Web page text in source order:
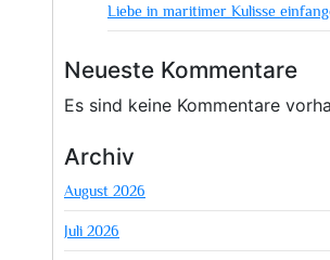
Liebe in maritimer Kulisse
Neueste Kommentare
Es sind keine Kommentare
Archiv
August 2026
Juli 2026